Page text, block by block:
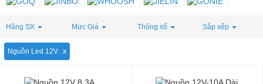
Hãng SX Mức Giá Thông số Sắp xếp
Nguồn Led 12V